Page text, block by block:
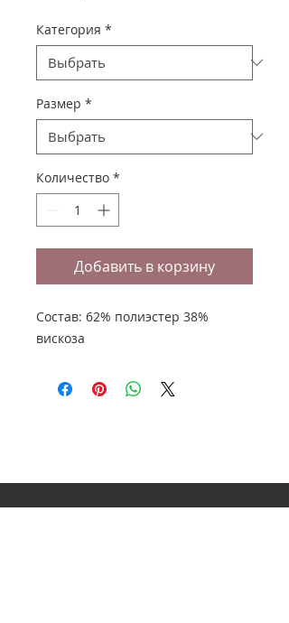
Категория *
Размер *
Количество *
Добавить в корзину
Состав: 62% полиэстер 38%
вискоза